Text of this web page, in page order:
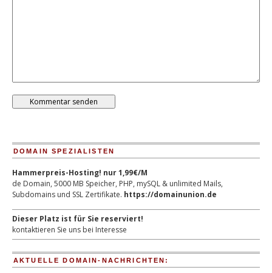
DOMAIN SPEZIALISTEN
Hammerpreis-Hosting! nur 1,99€/M
de Domain, 5000 MB Speicher, PHP, mySQL & unlimited Mails,
Subdomains und SSL Zertifikate. https://domainunion.de
Dieser Platz ist für Sie reserviert!
kontaktieren Sie uns bei Interesse
AKTUELLE DOMAIN-NACHRICHTEN: